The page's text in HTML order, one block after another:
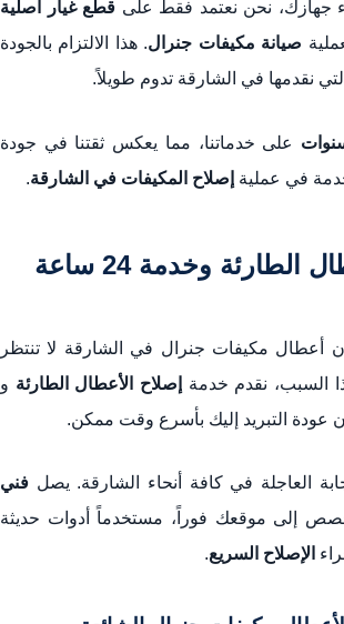
جهازك، نحن نعتمد فقط على قطع غيار أصلية
صيانة مكيفات جنرال. هذا الالتزام بالجودة
نقدمها في الشارقة تدوم طويلاً.
على خدماتنا، مما يعكس ثقتنا في جودة
في عملية إصلاح المكيفات في الشارقة.
2. إصلاح الأعطال الطارئة وخدمة 24 ساعة
مكيفات جنرال في الشارقة لا تنتظر
السبب، نقدم خدمة
إصلاح الأعطال الطارئة و
عودة التبريد إليك بأسرع وقت ممكن.
العاجلة في كافة أنحاء الشارقة. يصل فني
إلى موقعك فوراً، مستخدماً أدوات حديثة
الإصلاح السريع.